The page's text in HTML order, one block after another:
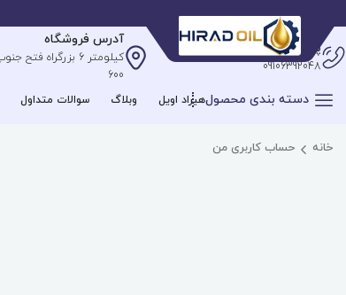
پشتیبانی آنلاین
09106392048
آدرس فروشگاه
600
دسته بندی محصولهیراد اویل وبلاگ سوالات متداول
خانه حساب کاربری من